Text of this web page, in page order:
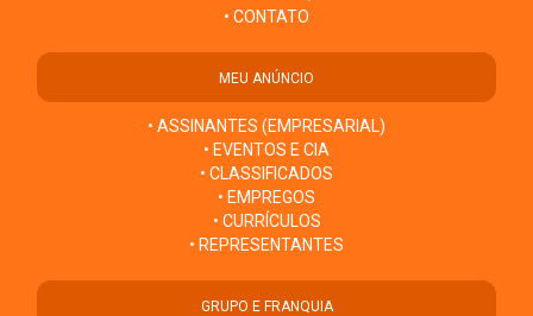
• CONTATO
MEU ANÚNCIO
• ASSINANTES (EMPRESARIAL)
• EVENTOS E CIA
• CLASSIFICADOS
• EMPREGOS
• CURRÍCULOS
• REPRESENTANTES
GRUPO E FRANQUIA